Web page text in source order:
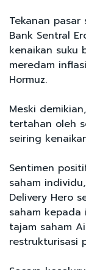
Tekanan
Bank Sentral
kenaikan suku
meredam
Hormuz.
Meski
tertahan oleh
seiring
Sentimen
saham
Delivery Hero
saham
tajam saham
restrukturisasi